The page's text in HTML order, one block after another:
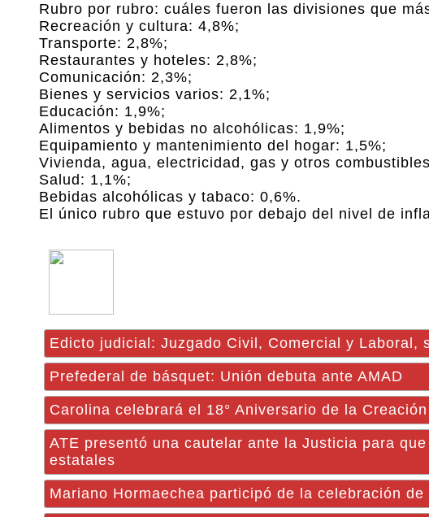
Rubro por rubro: cuáles fueron las divisiones que
Recreación y cultura: 4,8%;
Transporte: 2,8%;
Restaurantes y hoteles: 2,8%;
Comunicación: 2,3%;
Bienes y servicios varios: 2,1%;
Educación: 1,9%;
Alimentos y bebidas no alcohólicas: 1,9%;
Equipamiento y mantenimiento del hogar: 1,5%;
Vivienda, agua, electricidad, gas y otros
Salud: 1,1%;
Bebidas alcohólicas y tabaco: 0,6%.
El único rubro que estuvo por debajo del nivel de
Edicto judicial: Juzgado Civil, Comercial y Laboral,
Prefederal de básquet: Unión debuta ante AMAD
Carolina celebrará el 18° Aniversario de la
ATE presentó una cautelar ante la Justicia para
estatales
Mariano Hormaechea participó de la celebración